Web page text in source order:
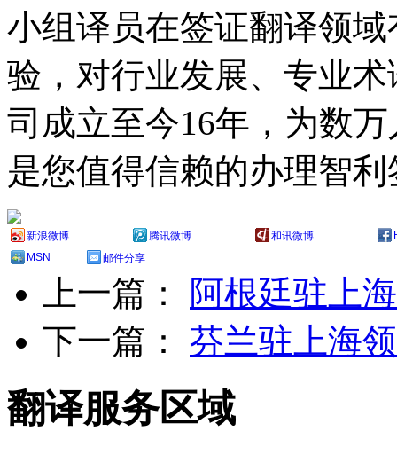
小组译员在签证翻译领
验，对行业发展、专业
司成立至今16年，为数
是您值得信赖的办理智
新浪微博 腾讯微博 和讯微博
MSN
邮件分享
上一篇： 阿根廷驻上
下一篇： 芬兰驻上海
翻译服务区域